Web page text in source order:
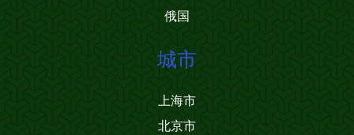
俄国
城市
上海市
北京市